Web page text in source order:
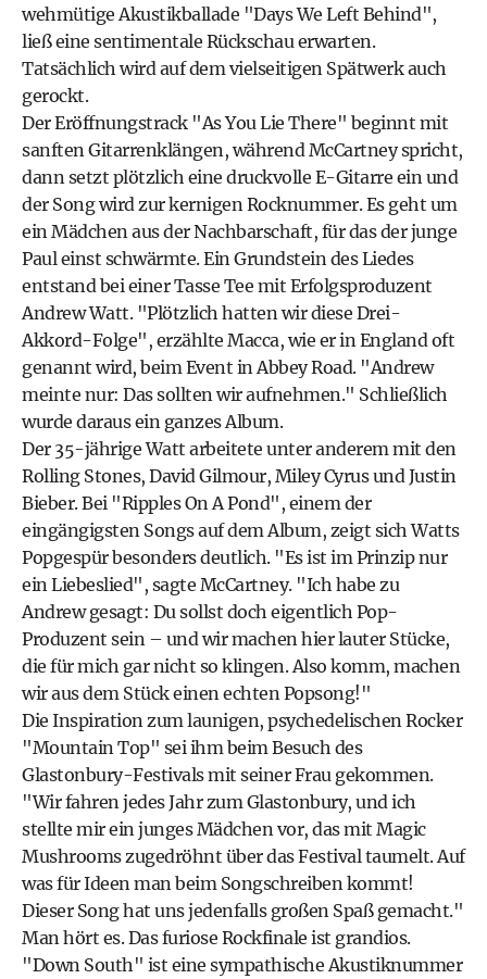
wehmütige Akustikballade "Days We Left Behind",
ließ eine sentimentale Rückschau erwarten.
Tatsächlich wird auf dem vielseitigen Spätwerk auch
gerockt.
Der Eröffnungstrack "As You Lie There" beginnt mit
sanften Gitarrenklängen, während McCartney spricht,
dann setzt plötzlich eine druckvolle E-Gitarre ein und
der Song wird zur kernigen Rocknummer. Es geht um
ein Mädchen aus der Nachbarschaft, für das der junge
Paul einst schwärmte. Ein Grundstein des Liedes
entstand bei einer Tasse Tee mit Erfolgsproduzent
Andrew Watt. "Plötzlich hatten wir diese Drei-
Akkord-Folge", erzählte Macca, wie er in England oft
genannt wird, beim Event in Abbey Road. "Andrew
meinte nur: Das sollten wir aufnehmen." Schließlich
wurde daraus ein ganzes Album.
Der 35-jährige Watt arbeitete unter anderem mit den
Rolling Stones, David Gilmour, Miley Cyrus und Justin
Bieber. Bei "Ripples On A Pond", einem der
eingängigsten Songs auf dem Album, zeigt sich Watts
Popgespür besonders deutlich. "Es ist im Prinzip nur
ein Liebeslied", sagte McCartney. "Ich habe zu
Andrew gesagt: Du sollst doch eigentlich Pop-
Produzent sein – und wir machen hier lauter Stücke,
die für mich gar nicht so klingen. Also komm, machen
wir aus dem Stück einen echten Popsong!"
Die Inspiration zum launigen, psychedelischen Rocker
"Mountain Top" sei ihm beim Besuch des
Glastonbury-Festivals mit seiner Frau gekommen.
"Wir fahren jedes Jahr zum Glastonbury, und ich
stellte mir ein junges Mädchen vor, das mit Magic
Mushrooms zugedröhnt über das Festival taumelt. Auf
was für Ideen man beim Songschreiben kommt!
Dieser Song hat uns jedenfalls großen Spaß gemacht."
Man hört es. Das furiose Rockfinale ist grandios.
"Down South" ist eine sympathische Akustiknummer